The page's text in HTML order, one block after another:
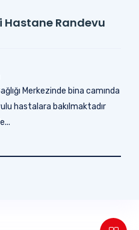
Hastane Randevu
Merkezinde bina camında
hastalara bakılmaktadır